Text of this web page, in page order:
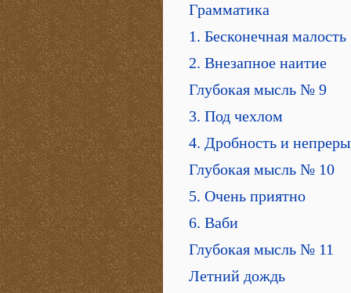
Грамматика
1. Бесконечная малость
2. Внезапное наитие
Глубокая мысль № 9
3. Под чехлом
4. Дробность и
Глубокая мысль № 10
5. Очень приятно
6. Ваби
Глубокая мысль № 11
Летний дождь